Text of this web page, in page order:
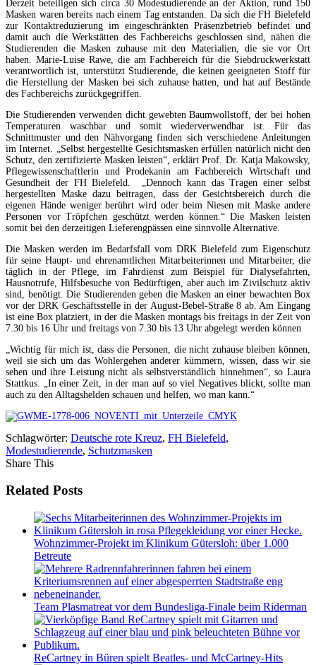
Derzeit beteiligen sich circa 30 Modestudierende an der Aktion, rund 150
Masken waren bereits nach einem Tag entstanden. Da sich die FH Bielefeld
zur Kontaktreduzierung im eingeschränkten Präsenzbetrieb befindet und
damit auch die Werkstätten des Fachbereichs geschlossen sind, nähen die
Studierenden die Masken zuhause mit den Materialien, die sie vor Ort
haben. Marie-Luise Rawe, die am Fachbereich für die Siebdruckwerkstatt
verantwortlich ist, unterstützt Studierende, die keinen geeigneten Stoff für
die Herstellung der Masken bei sich zuhause hatten, und hat auf Bestände
des Fachbereichs zurückgegriffen.
Die Studierenden verwenden dicht gewebten Baumwollstoff, der bei hohen
Temperaturen waschbar und somit wiederverwendbar ist. Für das
Schnittmuster und den Nähvorgang finden sich verschiedene Anleitungen
im Internet. „Selbst hergestellte Gesichtsmasken erfüllen natürlich nicht den
Schutz, den zertifizierte Masken leisten“, erklärt Prof. Dr. Katja Makowsky,
Pflegewissenschaftlerin und Prodekanin am Fachbereich Wirtschaft und
Gesundheit der FH Bielefeld. „Dennoch kann das Tragen einer selbst
hergestellten Maske dazu beitragen, dass der Gesichtsbereich durch die
eigenen Hände weniger berührt wird oder beim Niesen mit Maske andere
Personen vor Tröpfchen geschützt werden können.“ Die Masken leisten
somit bei den derzeitigen Lieferengpässen eine sinnvolle Alternative.
Die Masken werden im Bedarfsfall vom DRK Bielefeld zum Eigenschutz
für seine Haupt- und ehrenamtlichen Mitarbeiterinnen und Mitarbeiter, die
täglich in der Pflege, im Fahrdienst zum Beispiel für Dialysefahrten,
Hausnotrufe, Hilfsbesuche von Bedürftigen, aber auch im Zivilschutz aktiv
sind, benötigt. Die Studierenden geben die Masken an einer bewachten Box
vor der DRK Geschäftsstelle in der August-Bebel-Straße 8 ab. Am Eingang
ist eine Box platziert, in der die Masken montags bis freitags in der Zeit von
7.30 bis 16 Uhr und freitags von 7.30 bis 13 Uhr abgelegt werden können
„Wichtig für mich ist, dass die Personen, die nicht zuhause bleiben können,
weil sie sich um das Wohlergehen anderer kümmern, wissen, dass wir sie
sehen und ihre Leistung nicht als selbstverständlich hinnehmen“, so Laura
Stattkus. „In einer Zeit, in der man auf so viel Negatives blickt, sollte man
auch zu den Alltagshelden schauen und helfen, wo man kann.“
Schlagwörter: Deutsche rote Kreuz, FH Bielefeld,
Modestudierende, Schutzmasken
Share This
Related Posts
Wohnzimmer-Projekt im Klinikum Gütersloh: über 1.000
Betreute
Team Plasmatreat vor dem Bundesliga-Finale beim Riderman
ReCartney in Büren spielt Beatles- und McCartney-Hits